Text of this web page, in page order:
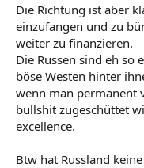
Die Richtung ist aber
einzufangen und zu
weiter zu finanzieren.
Die Russen sind eh so
böse Westen hinter
wenn man permanent
bullshit zugeschüttet
excellence.
Btw hat Russland